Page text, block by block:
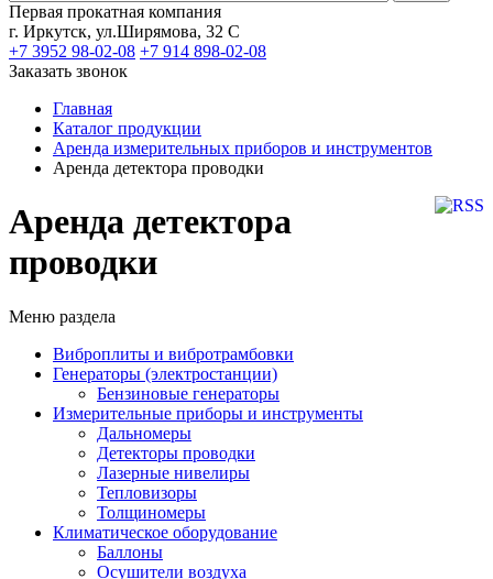
Первая прокатная компания
г. Иркутск, ул.Ширямова, 32 С
+7 3952 98-02-08 +7 914 898-02-08
Заказать звонок
Главная
Каталог продукции
Аренда измерительных приборов и инструментов
Аренда детектора проводки
Аренда детектора
проводки
Меню раздела
Виброплиты и вибротрамбовки
Генераторы (электростанции)
Бензиновые генераторы
Измерительные приборы и инструменты
Дальномеры
Детекторы проводки
Лазерные нивелиры
Тепловизоры
Толщиномеры
Климатическое оборудование
Баллоны
Осушители воздуха